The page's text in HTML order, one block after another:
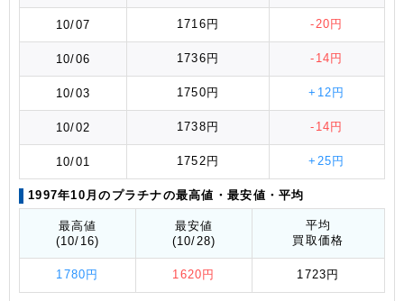
10/07 1716円 -20円
10/06 1736円 -14円
10/03 1750円 +12円
10/02 1738円 -14円
10/01 1752円 +25円
1997年10月のプラチナの最高値 ・最安値 ・平均
最高値
(10/16)
最安値
(10/28)
平均
買取価格
1780円 1620円 1723円